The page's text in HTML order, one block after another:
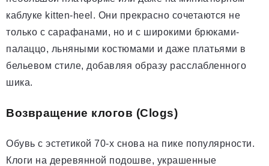
каблуке kitten-heel. Они прекрасно сочетаются не
только с сарафанами, но и с широкими брюками-
палаццо, льняными костюмами и даже платьями в
бельевом стиле, добавляя образу расслабленного
шика.
Возвращение клогов (Clogs)
Обувь с эстетикой 70-х снова на пике популярности.
Клоги на деревянной подошве, украшенные